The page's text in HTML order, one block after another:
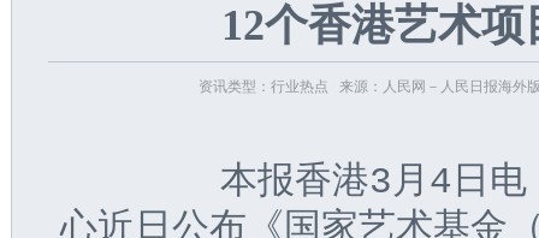
12个香港艺术
资讯类型：行业热点 来源：人民网－人民日报海外
本报香港3月4日电（
心近日公布《国家艺术基金